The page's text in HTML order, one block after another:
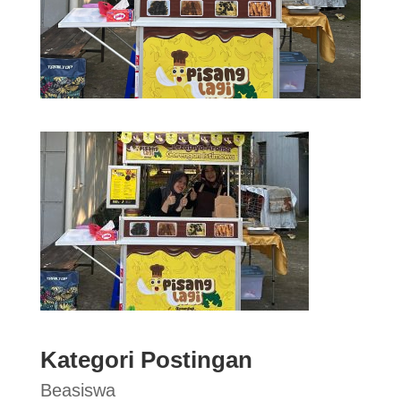
Kategori Postingan
Beasiswa